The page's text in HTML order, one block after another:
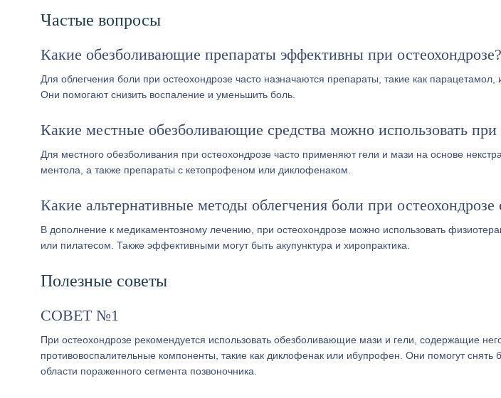
Частые вопросы
Какие обезболивающие препараты эффективны при остеохондрозе?
Для облегчения боли при остеохондрозе часто назначаются препараты, такие как
Они помогают снизить воспаление и уменьшить боль.
Какие местные обезболивающие средства можно использовать при
Для местного обезболивания при остеохондрозе часто применяют гели и мази на основе
ментола, а также препараты с кетопрофеном или диклофенаком.
Какие альтернативные методы облегчения боли при
В дополнение к медикаментозному лечению, при остеохондрозе можно использовать
или пилатесом. Также эффективными могут быть акупунктура и хиропрактика.
Полезные советы
СОВЕТ №1
При остеохондрозе рекомендуется использовать обезболивающие мази и гели, содержащие
противовоспалительные компоненты, такие как диклофенак или ибупрофен. Они помогут снять
области пораженного сегмента позвоночника.